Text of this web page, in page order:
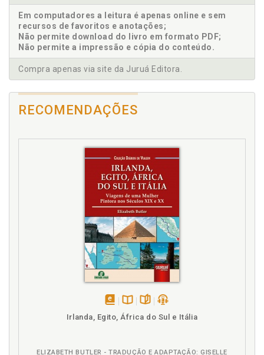
Em computadores a leitura é apenas online e sem
recursos de favoritos e anotações;
Não permite download do livro em formato PDF;
Não permite a impressão e cópia do conteúdo.
Compra apenas via site da Juruá Editora.
RECOMENDAÇÕES
disponível
em
Disponível
páginaspodcast
Irlanda, Egito, África do Sul e Itália
ELIZABETH BUTLER - TRADUÇÃO E ADAPTAÇÃO: GISELLE